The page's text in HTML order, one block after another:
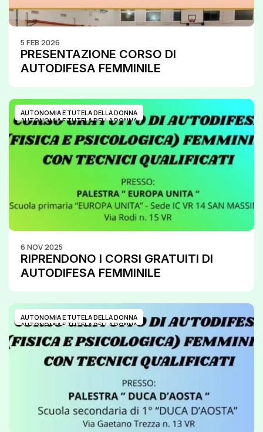
5 FEB 2026
PRESENTAZIONE CORSO DI
AUTODIFESA FEMMINILE
AUTONOMIA E TUTELA DELLA DONNA
AUTONOMIA E TUTELA DELLA DONNA
6 NOV 2025
RIPRENDONO I CORSI GRATUITI DI
AUTODIFESA FEMMINILE
AUTONOMIA E TUTELA DELLA DONNA
AUTONOMIA E TUTELA DELLA DONNA